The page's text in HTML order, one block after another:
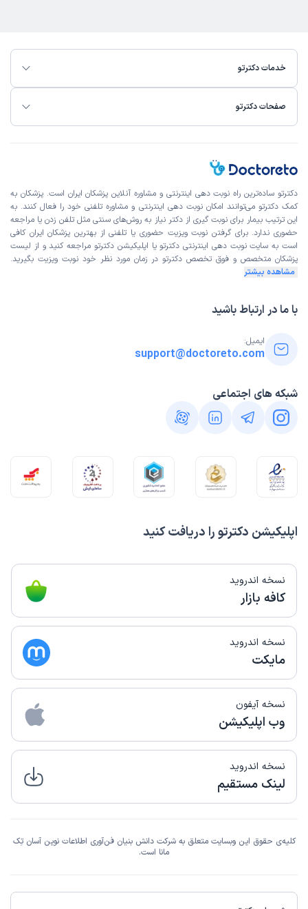
خدمات دکترتو
صفحات دکترتو
اپلیکیشن دکترتو را دریافت کنید
نسخه اندروید
کافه بازار
نسخه اندروید
مایکت
نسخه آیفون
وب اپلیکیشن
نسخه اندروید
لینک مستقیم
دکترتو ساده‌ترین راه نوبت‌ دهی اینترنتی و مشاوره آنلاین پزشکان ایران است. پزشکان به
کمک دکترتو می‌توانند امکان نوبت دهی اینترنتی و مشاوره تلفنی خود را فعال کنند. به
این ترتیب بیمار برای نوبت گیری از دکتر نیاز به روش‌های سنتی مثل تلفن زدن یا مراجعه
حضوری ندارد. برای گرفتن نوبت ویزیت حضوری یا تلفنی از بهترین پزشکان ایران کافی
است به سایت نوبت دهی اینترنتی دکترتو یا اپلیکیشن دکترتو مراجعه کنید و از لیست
پزشکان متخصص و فوق تخصص دکترتو در زمان مورد نظر خود نوبت ویزیت بگیرید.
مشاهده بیشتر
با ما در ارتباط باشید
ایمیل:
support@doctoreto.com
شبکه های اجتماعی
کلیه‌ی حقوق این وبسایت متعلق به شرکت دانش بنیان فن‌آوری اطلاعات نوین آسان تِک
مانا است.